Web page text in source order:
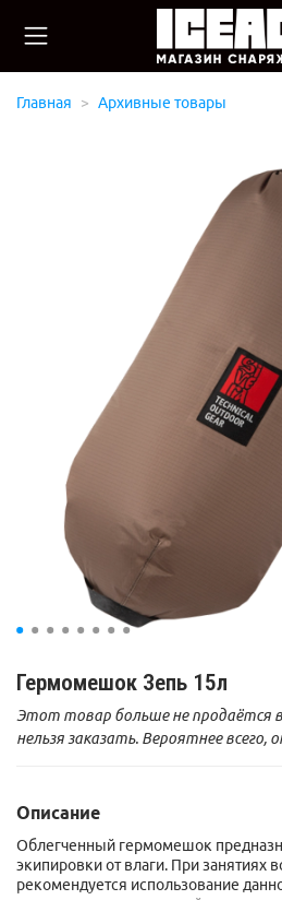
Главная Архивные товары
Гермомешок Зепь 15л
Этот товар больше не продаётся
нельзя заказать. Вероятнее всего,
Описание
Облегченный гермомешок
экипировки от влаги. При занятиях
рекомендуется использование